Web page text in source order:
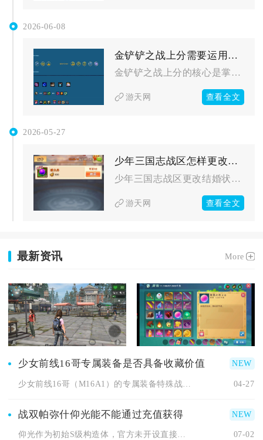
2026-06-08
金铲铲之战上分需要运用怎样的阵容策略
金铲铲之战上分的核心是掌握阵容适配、经济运营、站位博弈与动态...
游天网 查看全文
2026-05-27
少年三国志战区怎样更改结婚状态
少年三国志战区更改结婚状态，核心是先解除当前婚姻关系，再通过...
游天网 查看全文
最新资讯 More
少女前线16哥专属装备是否具备收藏价值
04-27
战双帕弥什仰光能不能通过充值获得
仰光作为初始S级构造体，官方未开设直接充值购买渠道，无法像礼... 07-02